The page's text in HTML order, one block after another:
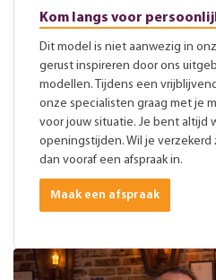
Kom langs voor
Dit model is niet aanwezig in
gerust inspireren door ons
modellen. Tijdens een
onze specialisten graag met je
voor jouw situatie. Je bent altijd
openingstijden. Wil je verzekerd
dan vooraf een afspraak in.
Maak een afspraak